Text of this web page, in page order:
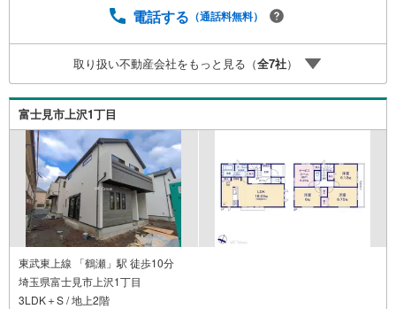
円のご紹介料をお支払いさせて頂きます！詳しくはスタッ
マイカーでも安心！2.チャイルドスペース、授乳室、ベビ
ーベッド完備3.他にもファミリーに優しい『あったら良い
な』がここにある！ミルク用浄水サーバー、紙おむつ、ア
メニティ、大型個室2部屋、各ブースモニター等
電話する （通話料無料）
取り扱い不動産会社をもっと見る（全7社）
富士見市上沢1丁目
東武東上線 「鶴瀬」駅 徒歩10分
埼玉県富士見市上沢1丁目
3LDK＋S / 地上2階